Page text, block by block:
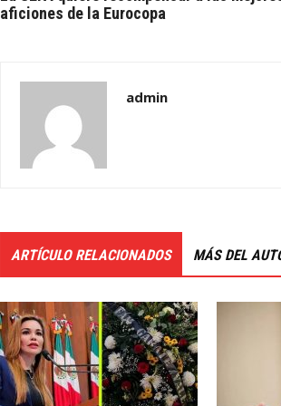
aficiones de la Eurocopa
admin
ARTÍCULO RELACIONADOS MÁS DEL